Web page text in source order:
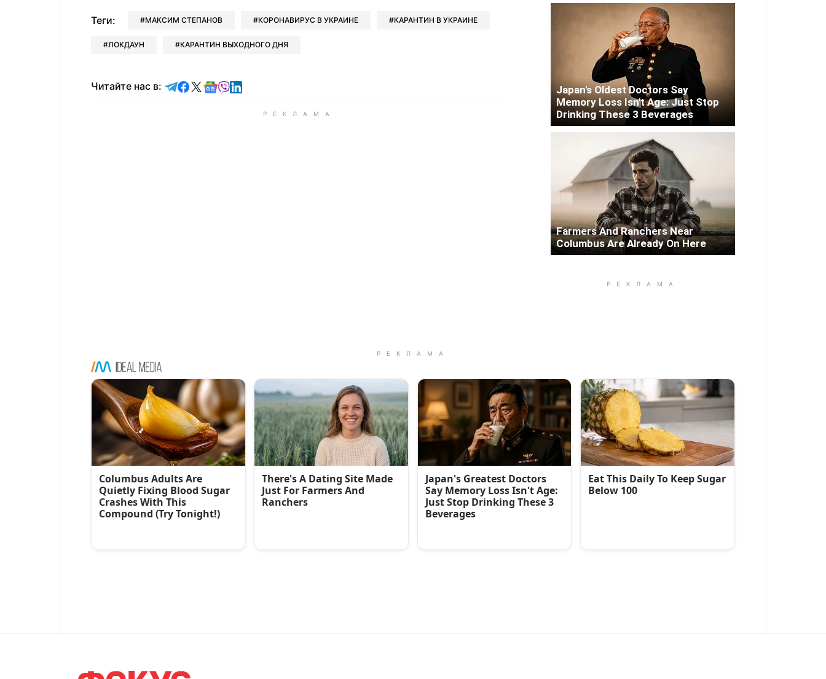
Теги: МАКСИМ СТЕПАНОВ КОРОНАВИРУС В УКРАИНЕ КАРАНТИН В УКРАИНЕ
ЛОКДАУН КАРАНТИН ВЫХОДНОГО ДНЯ
Читайте нас в: Читайте в Telegram
Читайте в Facebook
Читайте в X
Читайте в Google news
Читайте в Viber
Читайте в LinkedIn